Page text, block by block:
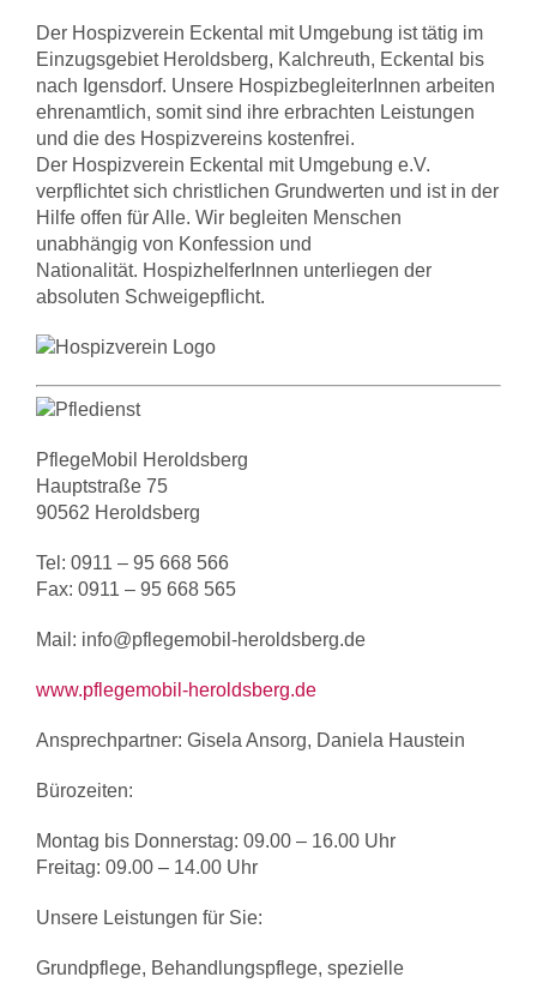
Der Hospizverein Eckental mit Umgebung ist tätig im
Einzugsgebiet Heroldsberg, Kalchreuth, Eckental bis
nach Igensdorf. Unsere HospizbegleiterInnen arbeiten
ehrenamtlich, somit sind ihre erbrachten Leistungen
und die des Hospizvereins kostenfrei.
Der Hospizverein Eckental mit Umgebung e.V.
verpflichtet sich christlichen Grundwerten und ist in der
Hilfe offen für Alle. Wir begleiten Menschen
unabhängig von Konfession und
Nationalität. HospizhelferInnen unterliegen der
absoluten Schweigepflicht.
PflegeMobil Heroldsberg
Hauptstraße 75
90562 Heroldsberg
Tel: 0911 – 95 668 566
Fax: 0911 – 95 668 565
Mail: info@pflegemobil-heroldsberg.de
www.pflegemobil-heroldsberg.de
Ansprechpartner: Gisela Ansorg, Daniela Haustein
Bürozeiten:
Montag bis Donnerstag: 09.00 – 16.00 Uhr
Freitag: 09.00 – 14.00 Uhr
Unsere Leistungen für Sie:
Grundpflege, Behandlungspflege, spezielle